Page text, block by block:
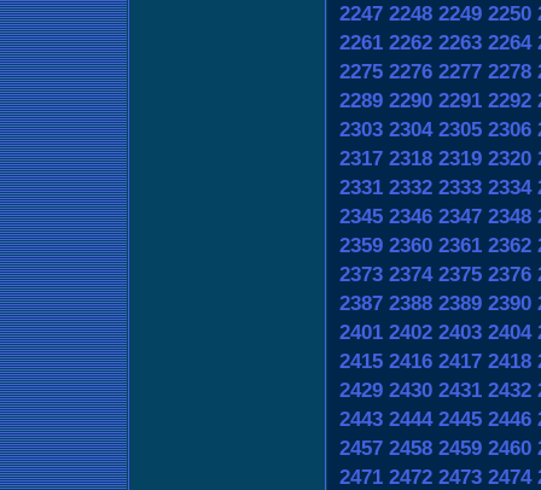
2247 2248 2249 2250
2261 2262 2263 2264
2275 2276 2277 2278
2289 2290 2291 2292
2303 2304 2305 2306
2317 2318 2319 2320
2331 2332 2333 2334
2345 2346 2347 2348
2359 2360 2361 2362
2373 2374 2375 2376
2387 2388 2389 2390
2401 2402 2403 2404
2415 2416 2417 2418
2429 2430 2431 2432
2443 2444 2445 2446
2457 2458 2459 2460
2471 2472 2473 2474